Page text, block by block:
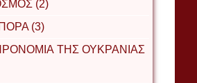
(2)
(3)
ΤΗΣ ΟΥΚΡΑΝΙΑΣ